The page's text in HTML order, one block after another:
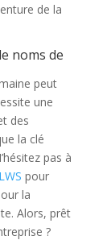
de la
noms de
peut
une
des
la clé
pas à
LWS pour
la
Alors, prêt
?